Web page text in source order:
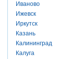
Иваново
Ижевск
Иркутск
Казань
Калининград
Калуга